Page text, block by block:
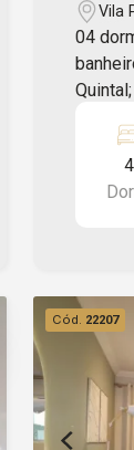
Vila
04
para
eficiente. Os valores e
4
Cód. 22207